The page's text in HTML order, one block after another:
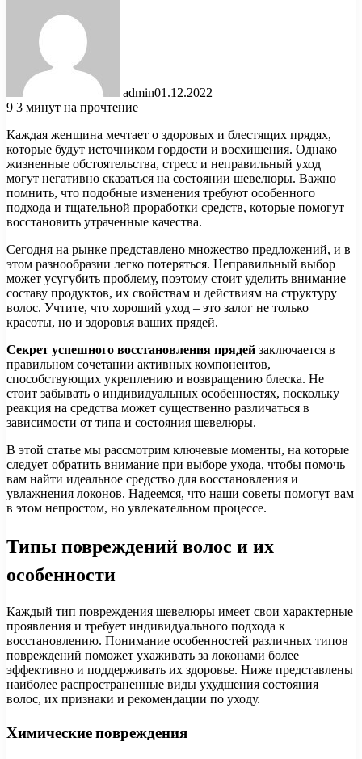
admin01.12.2022
9 3 минут на прочтение
Каждая женщина мечтает о здоровых и блестящих прядях,
которые будут источником гордости и восхищения. Однако
жизненные обстоятельства, стресс и неправильный уход
могут негативно сказаться на состоянии шевелюры. Важно
помнить, что подобные изменения требуют особенного
подхода и тщательной проработки средств, которые помогут
восстановить утраченные качества.
Сегодня на рынке представлено множество предложений, и в
этом разнообразии легко потеряться. Неправильный выбор
может усугубить проблему, поэтому стоит уделить внимание
составу продуктов, их свойствам и действиям на структуру
волос. Учтите, что хороший уход – это залог не только
красоты, но и здоровья ваших прядей.
Секрет успешного восстановления прядей заключается в
правильном сочетании активных компонентов,
способствующих укреплению и возвращению блеска. Не
стоит забывать о индивидуальных особенностях, поскольку
реакция на средства может существенно различаться в
зависимости от типа и состояния шевелюры.
В этой статье мы рассмотрим ключевые моменты, на которые
следует обратить внимание при выборе ухода, чтобы помочь
вам найти идеальное средство для восстановления и
увлажнения локонов. Надеемся, что наши советы помогут вам
в этом непростом, но увлекательном процессе.
Типы повреждений волос и их
особенности
Каждый тип повреждения шевелюры имеет свои характерные
проявления и требует индивидуального подхода к
восстановлению. Понимание особенностей различных типов
повреждений поможет ухаживать за локонами более
эффективно и поддерживать их здоровье. Ниже представлены
наиболее распространенные виды ухудшения состояния
волос, их признаки и рекомендации по уходу.
Химические повреждения